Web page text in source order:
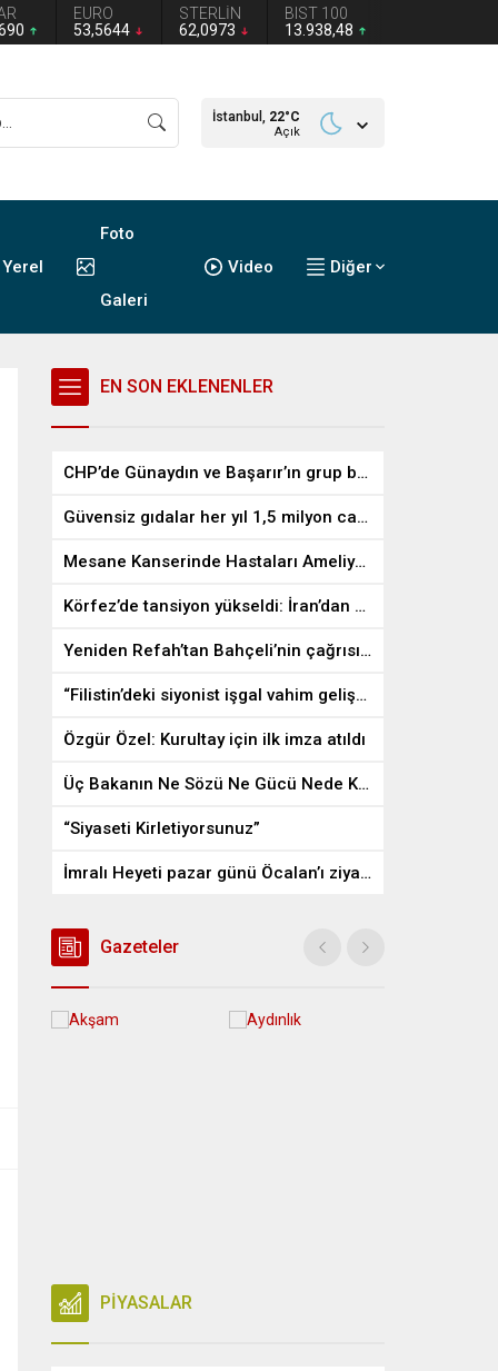
EURO
53,5644
STERLİN
62,0973
BIST 100
13.938,48
İstanbul, 22°C
Açık
Yerel
Foto
Galeri
Video Diğer
EN SON EKLENENLER
CHP’de Günaydın ve Başarır’ın grup başkanvekilliği düştü
Güvensiz gıdalar her yıl 1,5 milyon can alıyor
Mesane Kanserinde Hastaları Ameliyattan Kurtaran İlaç
Körfez’de tansiyon yükseldi: İran’dan ABD üslerine misilleme
Yeniden Refah’tan Bahçeli’nin çağrısına destek
“Filistin’deki siyonist işgal vahim gelişmelere gebe”
Özgür Özel: Kurultay için ilk imza atıldı
Üç Bakanın Ne Sözü Ne Gücü Nede Kudreti Yetmedi
“Siyaseti Kirletiyorsunuz”
İmralı Heyeti pazar günü Öcalan’ı ziyaret edecek
Gazeteler
PİYASALAR